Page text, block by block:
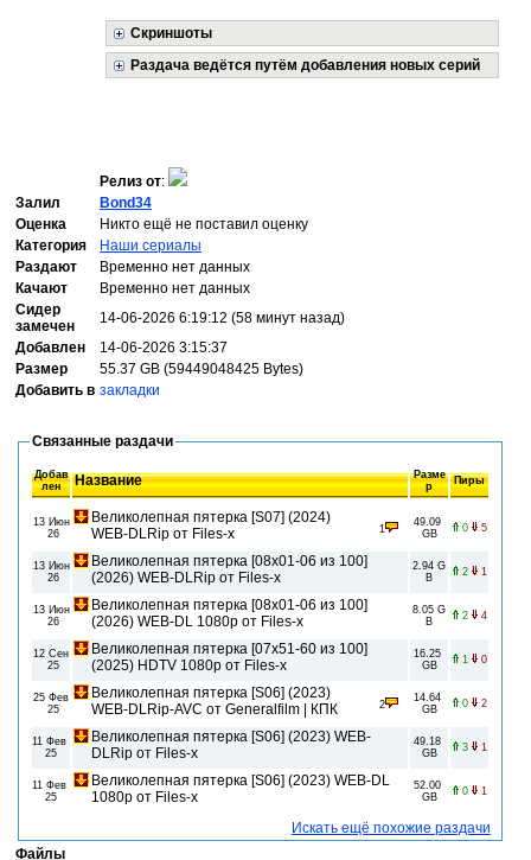
Скриншоты
Раздача ведётся путём добавления новых серий
Релиз от:
Залил
Bond34
Оценка
Никто ещё не поставил оценку
Категория
Наши сериалы
Раздают
Временно нет данных
Качают
Временно нет данных
Сидер
замечен
14-06-2026 6:19:12 (58 минут назад)
Добавлен
14-06-2026 3:15:37
Размер
55.37 GB (59449048425 Bytes)
Добавить в закладки
Связанные раздачи
Добав
лен
Название
Разме
р
Пиры
13 Июн
26
Великолепная пятерка [S07] (2024)
WEB-DLRip от Files-x
1
49.09
GB
0 5
13 Июн
26
Великолепная пятерка [08x01-06 из 100]
(2026) WEB-DLRip от Files-x
2.94 G
B
2 1
13 Июн
26
Великолепная пятерка [08x01-06 из 100]
(2026) WEB-DL 1080p от Files-x
8.05 G
B
2 4
12 Сен
25
Великолепная пятерка [07x51-60 из 100]
(2025) HDTV 1080р от Files-x
16.25
GB
1 0
25 Фев
25
Великолепная пятерка [S06] (2023)
WEB-DLRip-AVC от Generalfilm | КПК
2
14.64
GB
0 2
11 Фев
25
Великолепная пятерка [S06] (2023) WEB-
DLRip от Files-x
49.18
GB
3 1
11 Фев
25
Великолепная пятерка [S06] (2023) WEB-DL
1080p от Files-x
52.00
GB
0 1
Искать ещё похожие раздачи
Файлы